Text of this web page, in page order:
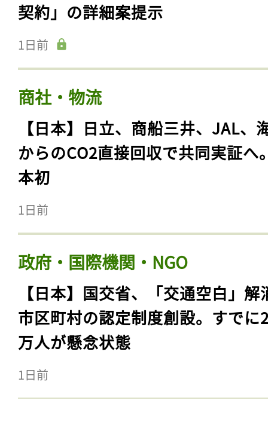
契約」の詳細案提示
1日前
商社・物流
【日本】日立、商船三井、JAL、
からのCO2直接回収で共同実証へ
本初
1日前
政府・国際機関・NGO
【日本】国交省、「交通空白」解
市区町村の認定制度創設。すでに
万人が懸念状態
1日前